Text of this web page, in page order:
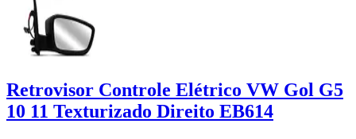
Retrovisor Controle Elétrico VW Gol G5
10 11 Texturizado Direito EB614